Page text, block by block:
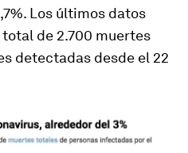
Los últimos datos
de 2.700 muertes
detectadas desde el 22